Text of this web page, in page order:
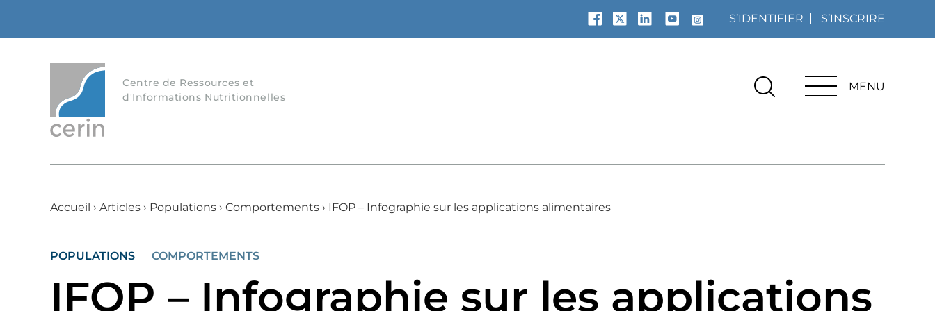
S’IDENTIFIER S’INSCRIRE
Centre de Ressources et
d'Informations Nutritionnelles
MENU
Accueil › Articles › Populations › Comportements › IFOP – Infographie sur les applications alimentaires
POPULATIONS COMPORTEMENTS
IFOP – Infographie sur les applications